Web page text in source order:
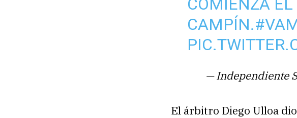
COMIENZA
CAMPÍN.
— Independiente
El árbitro Diego Ulloa